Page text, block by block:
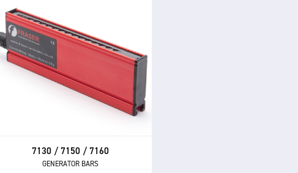
7130 / 7150 / 7160
GENERATOR BARS
7130 / 7150 / 7160
GENERATOR BARS
Les barres génératrices
7130/7150/7160 offrent une
méthode sûre, contrôlable, fiable et
rentable d'appliquer une charge
statique pour une adhésion